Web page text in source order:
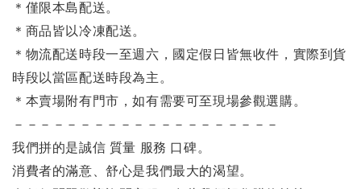
＊僅限本島配送。
＊商品皆以冷凍配送。
＊物流配送時段一至週六，國定假日皆無收件，實際到貨
時段以當區配送時段為主。
＊本賣場附有門市，如有需要可至現場參觀選購。
－－－－－－－－－－－－－－－－－－－－
我們拼的是誠信 質量 服務 口碑。
消費者的滿意、舒心是我們最大的渴望。